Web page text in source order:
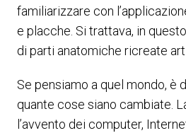
familiarizzare con
e placche. Si trattava, in
di parti anatomiche ricreate
Se pensiamo a quel mondo, è
quante cose siano cambiate.
l’avvento dei computer,